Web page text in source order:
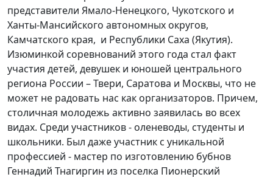
представители Ямало-Ненецкого, Чукотского и
Ханты-Мансийского автономных округов,
Камчатского края, и Республики Саха (Якутия).
Изюминкой соревнований этого года стал факт
участия детей, девушек и юношей центрального
региона России – Твери, Саратова и Москвы, что не
может не радовать нас как организаторов. Причем,
столичная молодежь активно заявилась во всех
видах. Среди участников - оленеводы, студенты и
школьники. Был даже участник с уникальной
профессией - мастер по изготовлению бубнов
Геннадий Тнагиргин из поселка Пионерский